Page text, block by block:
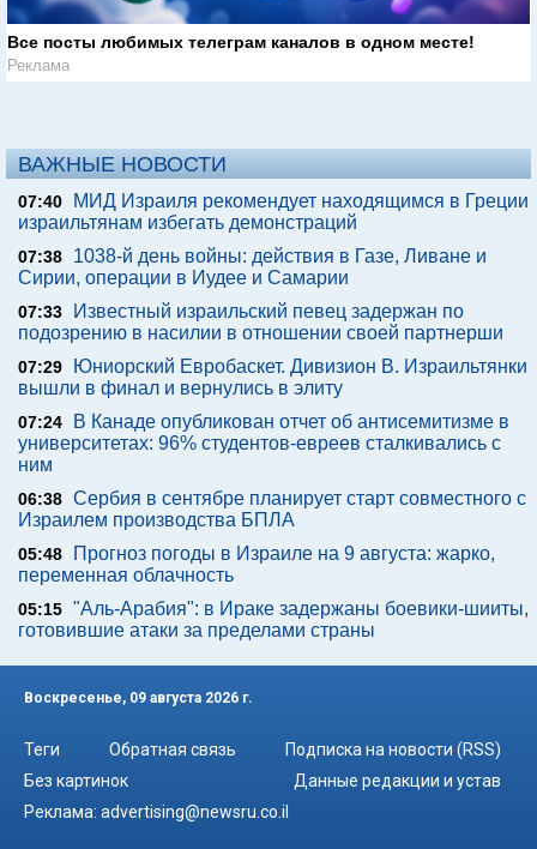
Все посты любимых телеграм каналов в одном месте!
Реклама
ВАЖНЫЕ НОВОСТИ
07:40
МИД Израиля рекомендует находящимся в Греции
израильтянам избегать демонстраций
07:38
1038-й день войны: действия в Газе, Ливане и
Сирии, операции в Иудее и Самарии
07:33
Известный израильский певец задержан по
подозрению в насилии в отношении своей партнерши
07:29
Юниорский Евробаскет. Дивизион В. Израильтянки
вышли в финал и вернулись в элиту
07:24
В Канаде опубликован отчет об антисемитизме в
университетах: 96% студентов-евреев сталкивались с
ним
06:38 Сербия в сентябре планирует старт совместного с
Израилем производства БПЛА
05:48
Прогноз погоды в Израиле на 9 августа: жарко,
переменная облачность
05:15 "Аль-Арабия": в Ираке задержаны боевики-шииты,
готовившие атаки за пределами страны
Воскресенье, 09 августа 2026 г.
Теги Обратная связь
Подписка на новости (RSS)
Без картинок
Данные редакции и устав
Реклама: advertising@newsru.co.il